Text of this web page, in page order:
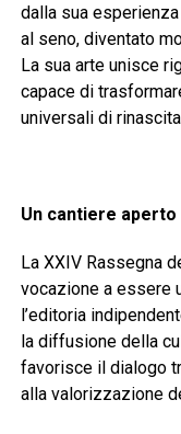
dalla sua
al seno, diventato
La sua arte unisce
capace di
universali di
Un cantiere
La XXIV Rassegna
vocazione a essere
l’editoria
la diffusione della
favorisce il dialogo
alla valorizzazione